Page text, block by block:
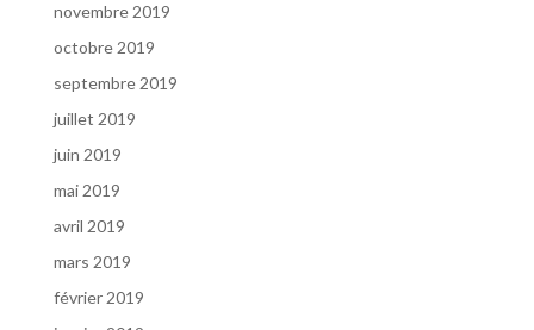
novembre 2019
octobre 2019
septembre 2019
juillet 2019
juin 2019
mai 2019
avril 2019
mars 2019
février 2019